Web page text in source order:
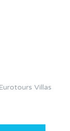
Villas